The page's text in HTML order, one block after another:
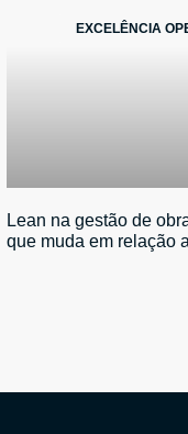
EXCELÊNCIA
Lean na gestão de
que muda em relação